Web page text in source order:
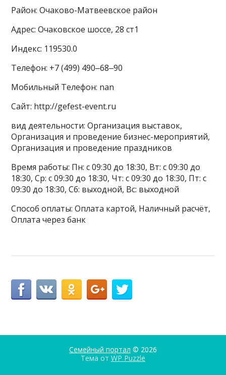
Район: Очаково-Матвеевское район
Адрес: Очаковское шоссе, 28 ст1
Индекс: 119530.0
Телефон: +7 (499) 490‒68‒90
Мобильный Телефон: nan
Сайт: http://gefest-event.ru
вид деятельности: Организация выставок,
Организация и проведение бизнес-мероприятий,
Организация и проведение праздников
Время работы: Пн: с 09:30 до 18:30, Вт: с 09:30 до
18:30, Ср: с 09:30 до 18:30, Чт: с 09:30 до 18:30, Пт: с
09:30 до 18:30, Сб: выходной, Вс: выходной
Способ оплаты: Оплата картой, Наличный расчёт,
Оплата через банк
Семейный портал © 2026
Тема от WP Puzzle